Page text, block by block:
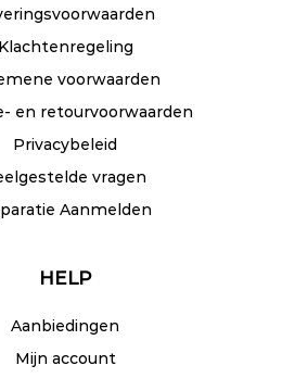
Klachtenregeling
voorwaarden
en retourvoorwaarden
Privacybeleid
vragen
Aanmelden
HELP
Aanbiedingen
Mijn account